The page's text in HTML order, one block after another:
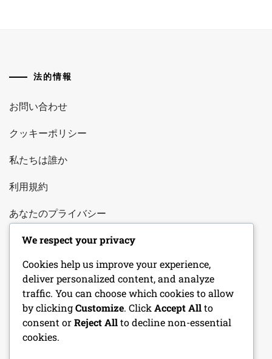
法的情報
お問い合わせ
クッキーポリシー
私たちは誰か
利用規約
あなたのプライバシー
カテゴリ
チーム分析
プレイヤーのパフォーマンス
マッチ戦略
We respect your privacy
Cookies help us improve your experience,
deliver personalized content, and analyze
traffic. You can choose which cookies to allow
by clickingCustomize. Click Accept Allto
consent orReject Allto decline non-essential
cookies.